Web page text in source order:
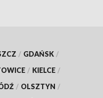
/ GDAŃSK /
/ KIELCE /
/ OLSZTYN /